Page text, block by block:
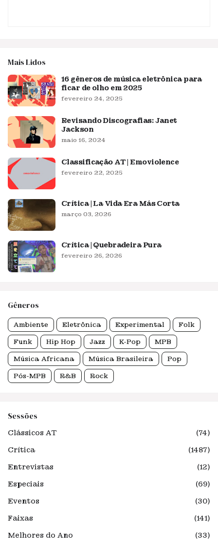
Mais Lidos
16 gêneros de música eletrônica para
ficar de olho em 2025
fevereiro 24, 2025
Revisando Discografias: Janet
Jackson
maio 16, 2024
Classificação AT | Emoviolence
fevereiro 22, 2025
Crítica | La Vida Era Más Corta
março 03, 2026
Crítica | Quebradeira Pura
fevereiro 26, 2026
Gêneros
Ambiente Eletrônica Experimental Folk
Funk Hip Hop Jazz K-Pop MPB
Música Africana Música Brasileira Pop
Pós-MPB R&B Rock
Sessões
Clássicos AT
(74)
Crítica
(1487)
Entrevistas
(12)
Especiais
(69)
Eventos
(30)
Faixas
(141)
Melhores do Ano
(33)